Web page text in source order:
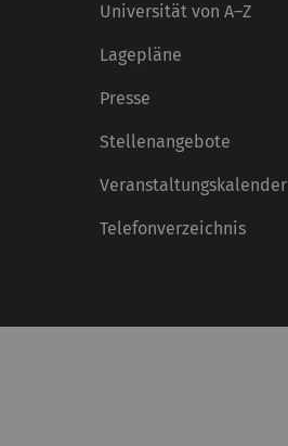
Universität von A–Z
Lagepläne
Presse
Stellenangebote
Veranstaltungskalender
Telefonverzeichnis